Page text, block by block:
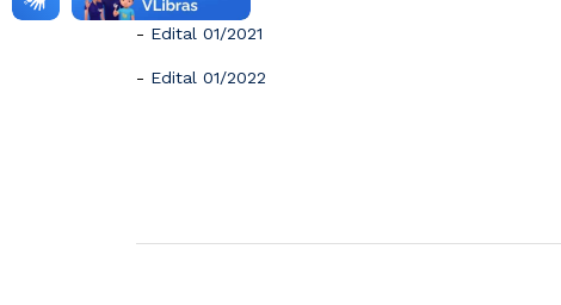
- Edital 01/2021
- Edital 01/2022